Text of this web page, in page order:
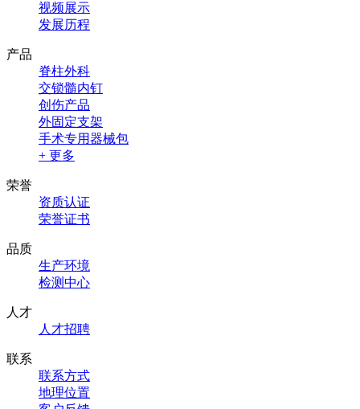
视频展示
发展历程
产品
脊柱外科
交锁髓内钉
创伤产品
外固定支架
手术专用器械包
+ 更多
荣誉
资质认证
荣誉证书
品质
生产环境
检测中心
人才
人才招聘
联系
联系方式
地理位置